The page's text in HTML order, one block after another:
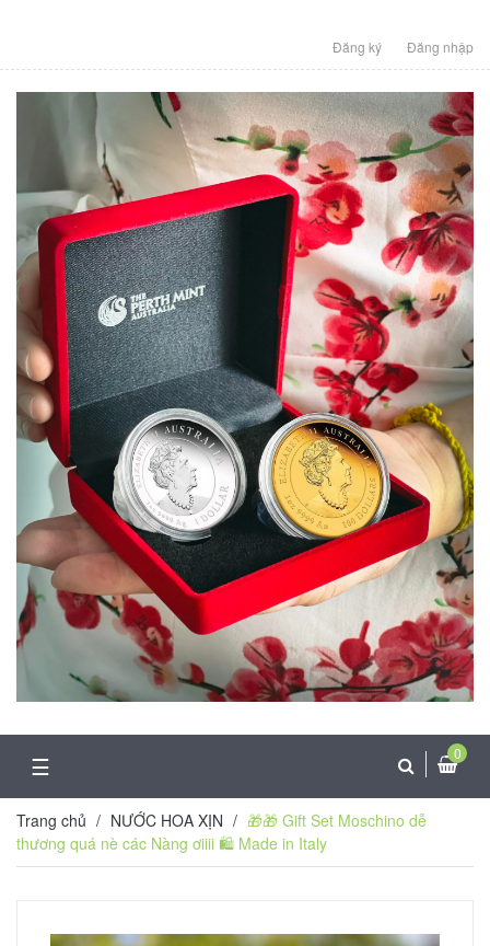
Đăng ký Đăng nhập
☰ 0
Trang chủ / NƯỚC HOA XỊN / 🎁🎁 Gift Set Moschino dễ
thương quá nè các Nàng ơiiii 🛍 Made in Italy